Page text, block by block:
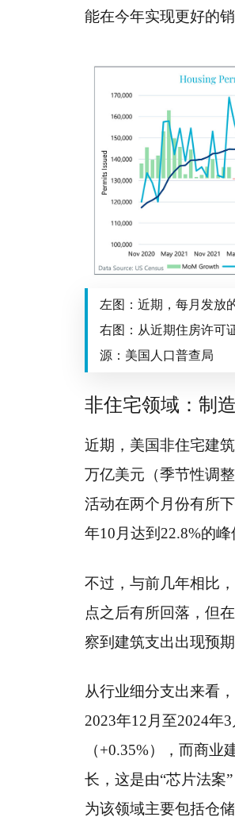
能在今年实现更好的销
左图：近期，每月发放
右图：从近期住房许可
源：美国人口普查局
非住宅领域：制
近期，美国非住宅建
万亿美元（季节性调
活动在两个月份有所
年10月达到22.8%的
不过，与前几年相比
点之后有所回落，但
察到建筑支出出现预
从行业细分支出来看
2023年12月至2024年
（+0.35%），而商
长，这是由“芯片法案
为该领域主要包括仓